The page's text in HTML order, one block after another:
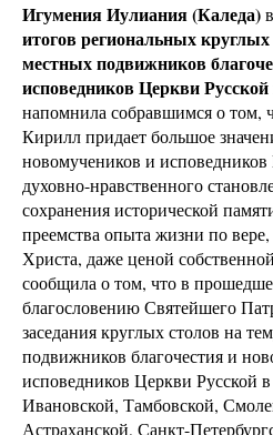
Игумения Иулиания (Каледа)
итогов региональных
местных подвижников
исповедников Церкви
напомнила собравшимся о том,
Кирилл придает большое
новомучеников и
духовно-нравственного
сохранения исторической
преемства опыта жизни по вере,
Христа, даже ценой
сообщила о том, что в
благословению Святейшего
заседания круглых столов на
подвижников благочестия и
исповедников Церкви Русской
Ивановской, Тамбовской,
Астраханской, Санкт-